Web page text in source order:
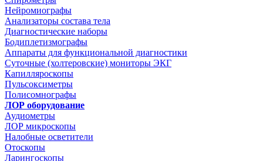
Нейромиографы
Анализаторы состава тела
Диагностические наборы
Бодиплетизмографы
Аппараты для функциональной диагностики
Суточные (холтеровские) мониторы ЭКГ
Капилляроскопы
Пульсоксиметры
Полисомнографы
ЛОР оборудование
Аудиометры
ЛОР микроскопы
Налобные осветители
Отоскопы
Ларингоскопы